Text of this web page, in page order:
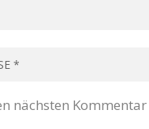
nächsten